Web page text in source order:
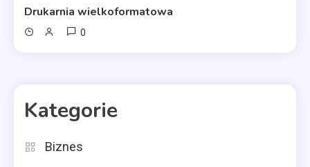
Drukarnia wielkoformatowa
0
Kategorie
Biznes